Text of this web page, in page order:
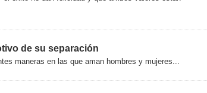
de su separación
maneras en las que aman hombres y mujeres...